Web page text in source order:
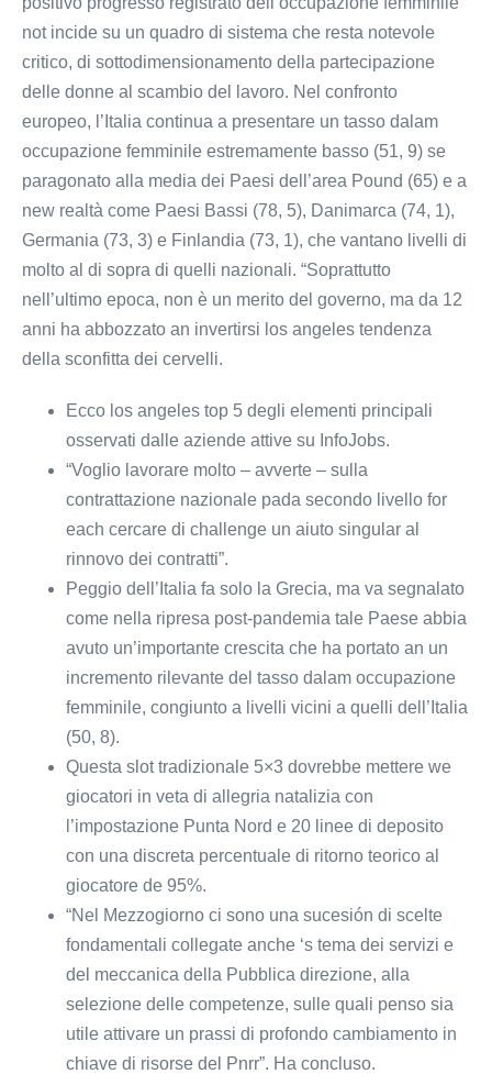
not incide su un quadro di sistema che resta notevole
critico, di sottodimensionamento della partecipazione
delle donne al scambio del lavoro. Nel confronto
europeo, l’Italia continua a presentare un tasso dalam
occupazione femminile estremamente basso (51, 9) se
paragonato alla media dei Paesi dell’area Pound (65) e a
new realtà come Paesi Bassi (78, 5), Danimarca (74, 1),
Germania (73, 3) e Finlandia (73, 1), che vantano livelli di
molto al di sopra di quelli nazionali. “Soprattutto
nell’ultimo epoca, non è un merito del governo, ma da 12
anni ha abbozzato an invertirsi los angeles tendenza
della sconfitta dei cervelli.
Ecco los angeles top 5 degli elementi principali
osservati dalle aziende attive su InfoJobs.
“Voglio lavorare molto – avverte – sulla
contrattazione nazionale pada secondo livello for
each cercare di challenge un aiuto singular al
rinnovo dei contratti”.
Peggio dell’Italia fa solo la Grecia, ma va segnalato
come nella ripresa post-pandemia tale Paese abbia
avuto un’importante crescita che ha portato an un
incremento rilevante del tasso dalam occupazione
femminile, congiunto a livelli vicini a quelli dell’Italia
(50, 8).
Questa slot tradizionale 5×3 dovrebbe mettere we
giocatori in veta di allegria natalizia con
l’impostazione Punta Nord e 20 linee di deposito
con una discreta percentuale di ritorno teorico al
giocatore de 95%.
“Nel Mezzogiorno ci sono una sucesión di scelte
fondamentali collegate anche ‘s tema dei servizi e
del meccanica della Pubblica direzione, alla
selezione delle competenze, sulle quali penso sia
utile attivare un prassi di profondo cambiamento in
chiave di risorse del Pnrr”. Ha concluso.